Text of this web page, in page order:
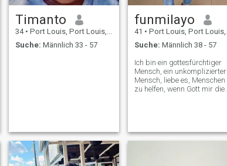
Timanto
34 • Port Louis, Port Louis, Mauritius
Suche: Männlich 33 - 57
funmilayo
41 • Port Louis, Port Louis, Mauritius
Suche: Männlich 38 - 57
Ich bin ein gottesfürchtiger
Mensch, ein unkomplizierter
Mensch, liebe es, Menschen
zu helfen, wenn Gott mir die